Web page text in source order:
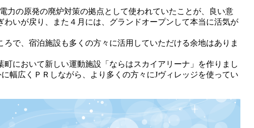
力の原発の廃炉対策の拠点として使われていたことが、良い意
いが戻り、また４月には、グランドオープンして本当に活気が
で、宿泊施設も多くの方々に活用していただける余地はありま
において新しい運動施設「ならはスカイアリーナ」を作りまし
幅広くＰＲしながら、より多くの方々にJヴィレッジを使ってい